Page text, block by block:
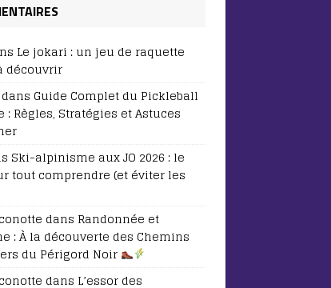
Le jokari : un jeu de raquette
découvrir
dans Guide Complet du Pickleball
: Règles, Stratégies et Astuces
Ski-alpinisme aux JO 2026 : le
tout comprendre (et éviter les
dans Randonnée et
: À la découverte des Chemins
du Périgord Noir
dans L’essor des